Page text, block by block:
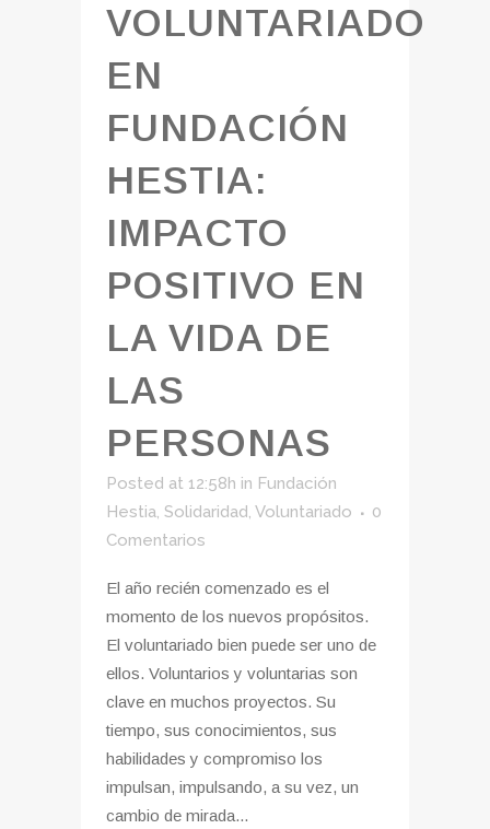
VOLUNTARIADO
EN
FUNDACIÓN
HESTIA:
IMPACTO
POSITIVO EN
LA VIDA DE
LAS
PERSONAS
Posted at 12:58h in Fundación
Hestia, Solidaridad, Voluntariado
0
Comentarios
El año recién comenzado es el
momento de los nuevos propósitos.
El voluntariado bien puede ser uno de
ellos. Voluntarios y voluntarias son
clave en muchos proyectos. Su
tiempo, sus conocimientos, sus
habilidades y compromiso los
impulsan, impulsando, a su vez, un
cambio de mirada...